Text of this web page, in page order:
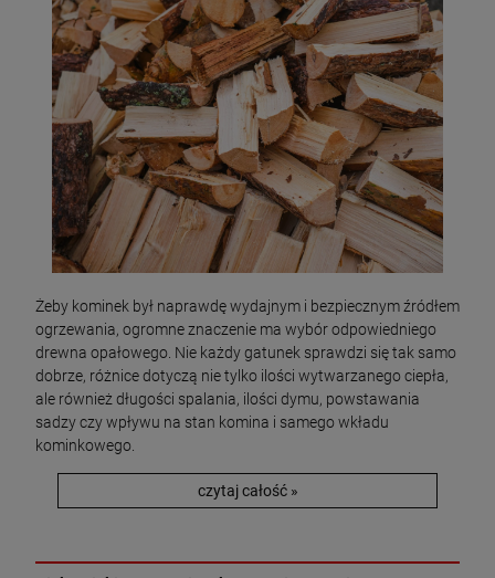
Żeby kominek był naprawdę wydajnym i bezpiecznym źródłem
ogrzewania, ogromne znaczenie ma wybór odpowiedniego
drewna opałowego. Nie każdy gatunek sprawdzi się tak samo
dobrze, różnice dotyczą nie tylko ilości wytwarzanego ciepła,
ale również długości spalania, ilości dymu, powstawania
sadzy czy wpływu na stan komina i samego wkładu
kominkowego.
czytaj całość »